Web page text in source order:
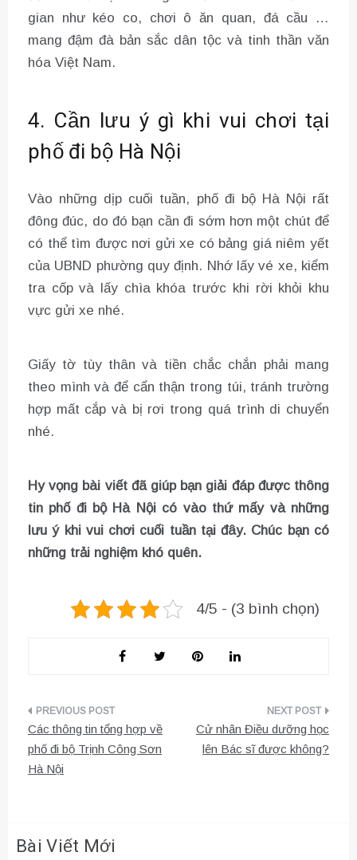
gian như kéo co, chơi ô ăn quan, đá cầu …
mang đậm đà bản sắc dân tộc và tinh thần văn
hóa Việt Nam.
4. Cần lưu ý gì khi vui chơi tại
phố đi bộ Hà Nội
Vào những dịp cuối tuần, phố đi bộ Hà Nội rất
đông đúc, do đó bạn cần đi sớm hơn một chút để
có thể tìm được nơi gửi xe có bảng giá niêm yết
của UBND phường quy định. Nhớ lấy vé xe, kiểm
tra cốp và lấy chìa khóa trước khi rời khỏi khu
vực gửi xe nhé.
Giấy tờ tùy thân và tiền chắc chắn phải mang
theo mình và để cẩn thận trong túi, tránh trường
hợp mất cắp và bị rơi trong quá trình di chuyển
nhé.
Hy vọng bài viết đã giúp bạn giải đáp được thông
tin phố đi bộ Hà Nội có vào thứ mấy và những
lưu ý khi vui chơi cuối tuần tại đây. Chúc bạn có
những trải nghiệm khó quên.
4/5 - (3 bình chọn)
Điều
hướng
bài
Các thông tin tổng hợp về
phố đi bộ Trịnh Công Sơn
Hà Nội
Cử nhân Điều dưỡng học
lên Bác sĩ được không?
Bài Viết Mới